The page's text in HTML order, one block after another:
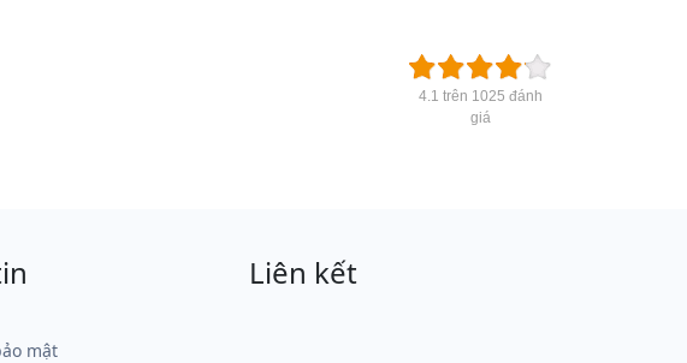
4.1 trên 1025 đánh
giá
mật
Liên kết